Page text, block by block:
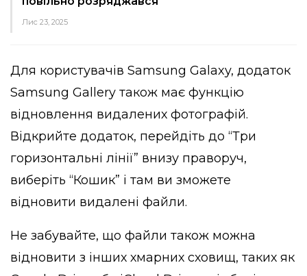
Лис 23, 2025
Для користувачів Samsung Galaxy, додаток
Samsung Gallery також має функцію
відновлення видалених фотографій.
Відкрийте додаток, перейдіть до “Три
горизонтальні лінії” внизу праворуч,
виберіть “Кошик” і там ви зможете
відновити видалені файли.
Не забувайте, що файли також можна
відновити з інших хмарних сховищ, таких як